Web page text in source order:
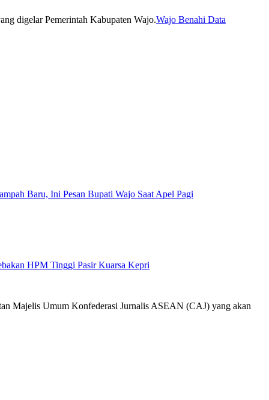
Wajo Benahi Data
Baru, Ini Pesan Bupati Wajo Saat Apel Pagi
HPM Tinggi Pasir Kuarsa Kepri